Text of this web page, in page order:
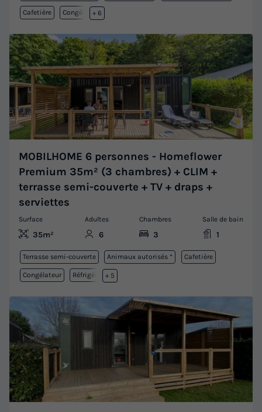
Cafetière Congélateur
+ 6
MOBILHOME 6 personnes - Homeflower
Premium 35m² (3 chambres) + CLIM +
terrasse semi-couverte + TV + draps +
serviettes
Surface
35m²
Adultes
6
Chambres
3
Salle de bain
1
Terrasse semi-couverte Animaux autorisés * Cafetière
Congélateur Réfrigérateur
+ 5